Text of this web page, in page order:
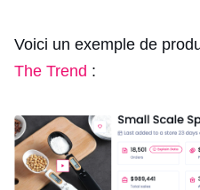
Voici un exemple de
The Trend :